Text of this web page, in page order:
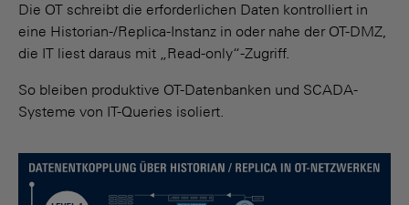
Die OT schreibt die erforderlichen Daten kontrolliert in
eine Historian-/Replica-Instanz in oder nahe der OT-DMZ,
die IT liest daraus mit „Read-only“-Zugriff.
So bleiben produktive OT-Datenbanken und SCADA-
Systeme von IT-Queries isoliert.